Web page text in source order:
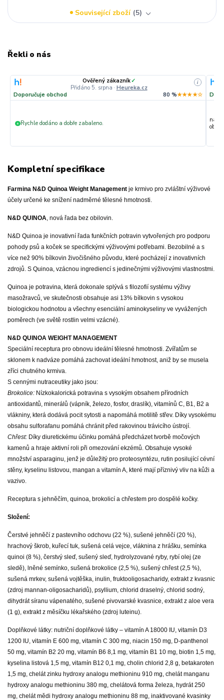
Související zboží 5
Řekli o nás
Ověřený zákazník✓
Přidáno 5. srpna · Heureka.cz
i
Doporučuje obchod 80 %★★★★☆
+ Rychle dodáno a dobře zabaleno.
Kompletní specifikace
Farmina N&D Quinoa Weight Management je krmivo pro zvláštní výživové
účely určené ke snížení nadměrné tělesné hmotnosti.
N&D QUINOA , nová řada bez obilovin.
N&D Quinoa je inovativní řada funkčních potravin vytvořených pro podporu
pohody psů a koček se specifickými výživovými potřebami. Bezobilné a s
více než 90% bílkovin živočišného původu, které pocházejí z inovativních
zdrojů. S Quinoa, vzácnou ingrediencí s jedinečnými výživovými vlastnostmi.
Quinoa je potravina, která dokonale splývá s filozofií systému výživy
masožravců, ve skutečnosti obsahuje asi 13% bílkovin s vysokou
biologickou hodnotou a všechny esenciální aminokyseliny ve vyvážených
poměrech (ve světě rostlin velmi vzácné).
N&D QUINOA WEIGHT MANAGEMENT
Speciální receptura pro obnovu ideální tělesné hmotnosti. Zvířatům se
sklonem k nadváze pomáhá zachovat ideální hmotnost, aniž by se musela
zříci chutného krmiva.
S cennými nutraceutiky jako jsou:
Brokolice: Nízkokalorická potravina s vysokým obsahem přírodních
antioxidantů, minerálů (vápník, železo, fosfor, draslík), vitamínů C, B1, B2 a
vlákniny, která dodává pocit sytosti a napomáhá motilitě střev. Díky vysokému
obsahu sulforafanu pomáhá chránit před rakovinou trávicího ústrojí.
Chřest: Díky diuretickému účinku pomáhá předcházet tvorbě močových
kamenů a hraje aktivní roli při omezování ekzémů. Obsahuje vysoké
množství asparaginu, jenž je důležitý pro proteosyntézu, rutin posilující cévní
stěny, kyselinu listovou, mangan a vitamín A, které mají příznivý vliv na kůži a
vazivo.
Receptura s jehněčím, quinoa, brokolicí a chřestem pro dospělé kočky.
Složení:
Čerstvé jehněčí z pastevního odchovu (22 %), sušené jehněčí (20 %),
hrachový škrob, kuřecí tuk, sušená celá vejce, vláknina z hrášku, semínka
quinoi (8 %), čerstvý sleď, sušený sleď, hydrolyzované ryby, rybí olej (ze
sledě), lněné semínko, sušená brokolice (2,5 %), sušený chřest (2,5 %),
sušená mrkev, sušená vojtěška, inulin, fruktooligosacharidy, extrakt z kvasnic
(zdroj mannan-oligosacharidů), psyllium, chlorid draselný, chlorid sodný,
dihydrát síranu vápenatého, sušené pivovarské kvasnice, extrakt z aloe vera
(1 g), extrakt z měsíčku lékařského (zdroj luteinu).
Doplňkové látky: nutriční doplňkové látky – vitamín A 18000 IU, vitamín D3
1200 IU, vitamín E 600 mg, vitamín C 300 mg, niacin 150 mg, D-panthenol
50 mg, vitamín B2 20 mg, vitamín B6 8,1 mg, vitamín B1 10 mg, biotin 1,5 mg,
kyselina listová 1,5 mg, vitamín B12 0,1 mg, cholin chlorid 2,8 g, betakaroten
1,5 mg, chelát zinku hydroxy analogu methioninu 910 mg, chelát manganu
hydroxy analogu methioninu 380 mg, chelátová forma železa, hydrát 250
mg, chelát mědi hydroxy analogu methioninu 88 mg, inaktivované kvasinky